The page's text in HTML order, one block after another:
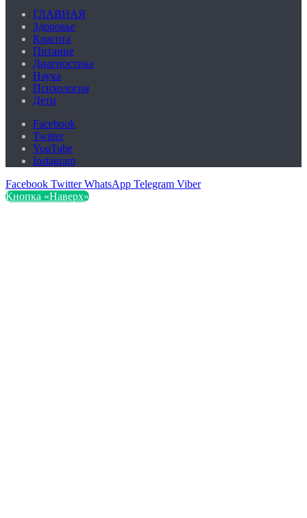
ГЛАВНАЯ
Здоровье
Красота
Питание
Диагностика
Наука
Психология
Дети
Facebook
Twitter
YouTube
Instagram
Facebook Twitter WhatsApp Telegram Viber
Кнопка «Наверх»